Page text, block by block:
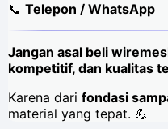
📞 Telepon / WhatsApp
Jangan asal beli
kompetitif, dan kualitas
Karena dari fondasi
material yang tepat. 💪